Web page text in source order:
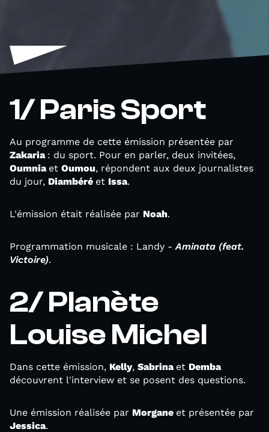
1/ Paris Sport
Au programme de cette émission présentée par
Zakaria : du sport. Pour en parler, deux invitées,
Oumnia et Oumou, répondent aux deux journalistes
du jour, Diambéré et Issa.
L'émission était réalisée par Noah.
Programmation musicale : Landy -Aminata (feat.
Victoire).
2/ Planète
Louise Michel
Dans cette émission, Kelly, Sabrina et Demba
découvrent l'interview et se posent des questions.
Une émission réalisée par Morgane et présentée par
Jessica.